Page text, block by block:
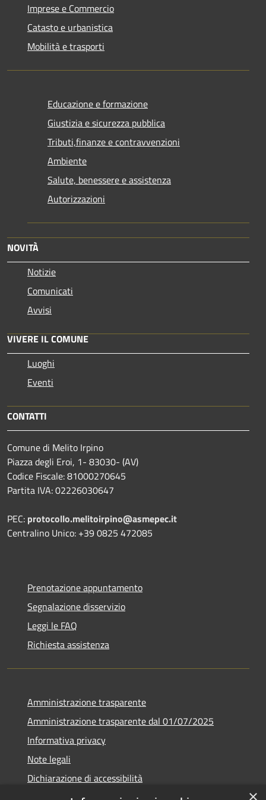
Imprese e Commercio
Catasto e urbanistica
Mobilità e trasporti
Educazione e formazione
Giustizia e sicurezza pubblica
Tributi,finanze e contravvenzioni
Ambiente
Salute, benessere e assistenza
Autorizzazioni
NOVITÀ
Notizie
Comunicati
Avvisi
VIVERE IL COMUNE
Luoghi
Eventi
CONTATTI
Comune di Melito Irpino
Piazza degli Eroi, 1- 83030- (AV)
Codice Fiscale: 81000270645
Partita IVA: 02226030647
PEC: protocollo.melitoirpino@asmepec.it
Centralino Unico: +39 0825 472085
Prenotazione appuntamento
Segnalazione disservizio
Leggi le FAQ
Richiesta assistenza
Amministrazione trasparente
Amministrazione trasparente dal 01/07/2025
Informativa privacy
Note legali
Dichiarazione di accessibilità
Whistleblowing